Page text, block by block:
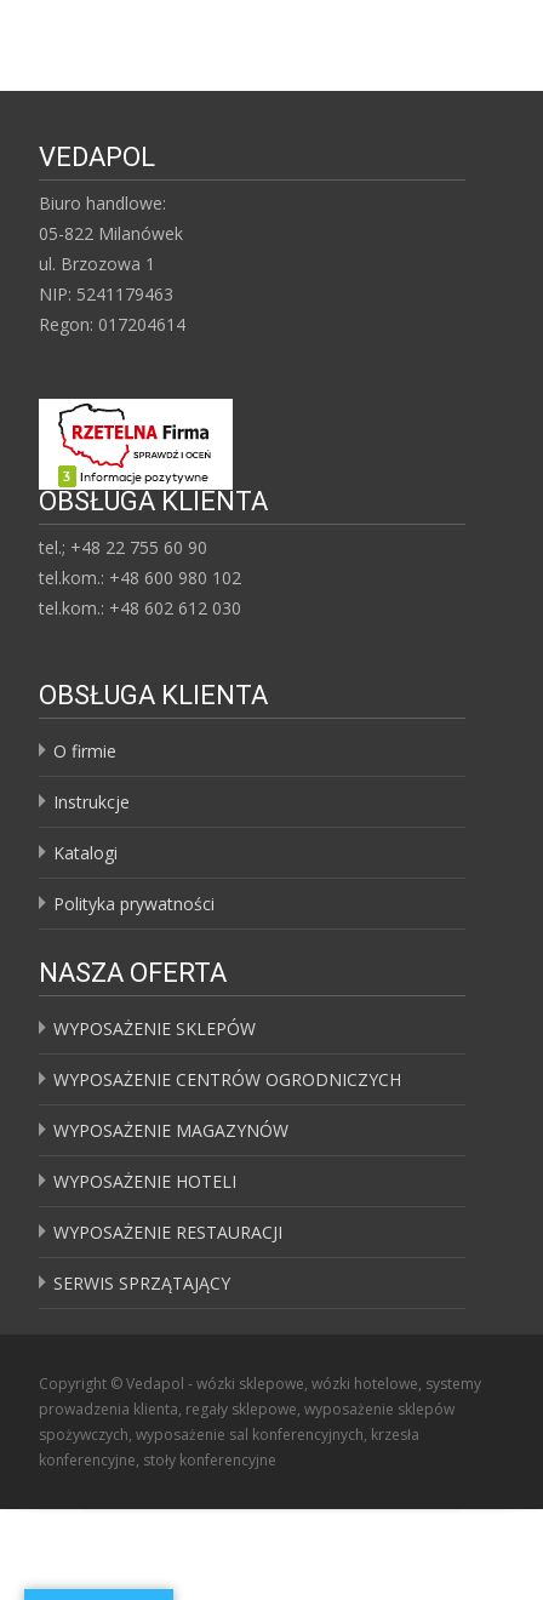
VEDAPOL
Biuro handlowe:
05-822 Milanówek
ul. Brzozowa 1
NIP: 5241179463
Regon: 017204614
OBSŁUGA KLIENTA
tel.; +48 22 755 60 90
tel.kom.: +48 600 980 102
tel.kom.: +48 602 612 030
OBSŁUGA KLIENTA
O firmie
Instrukcje
Katalogi
Polityka prywatności
NASZA OFERTA
WYPOSAŻENIE SKLEPÓW
WYPOSAŻENIE CENTRÓW OGRODNICZYCH
WYPOSAŻENIE MAGAZYNÓW
WYPOSAŻENIE HOTELI
WYPOSAŻENIE RESTAURACJI
SERWIS SPRZĄTAJĄCY
Copyright © Vedapol - wózki sklepowe, wózki hotelowe, systemy
prowadzenia klienta, regały sklepowe, wyposażenie sklepów
spożywczych, wyposażenie sal konferencyjnych, krzesła
konferencyjne, stoły konferencyjne